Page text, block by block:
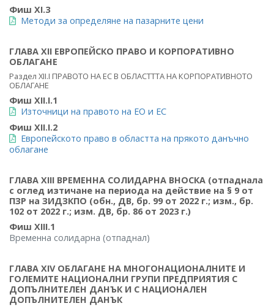
Фиш XI.3
Методи за определяне на пазарните цени
ГЛАВА XII ЕВРОПЕЙСКО ПРАВО И КОРПОРАТИВНО
ОБЛАГАНЕ
Раздел XII.I ПРАВОТО НА ЕС В ОБЛАСТТТА НА КОРПОРАТИВНОТО
ОБЛАГАНЕ
Фиш XII.I.1
Източници на правото на ЕО и ЕС
Фиш XII.I.2
Европейското право в областта на прякото данъчно
облагане
ГЛАВА XIII ВРЕМЕННА СОЛИДАРНА ВНОСКА (отпаднала
с оглед изтичане на периода на действие на § 9 от
ПЗР на ЗИДЗКПО (обн., ДВ, бр. 99 от 2022 г.; изм., бр.
102 от 2022 г.; изм. ДВ, бр. 86 от 2023 г.)
Фиш XIII.1
Временна солидарна (отпаднал)
ГЛАВА XIV ОБЛАГАНЕ НА МНОГОНАЦИОНАЛНИТЕ И
ГОЛЕМИТЕ НАЦИОНАЛНИ ГРУПИ ПРЕДПРИЯТИЯ С
ДОПЪЛНИТЕЛЕН ДАНЪК И С НАЦИОНАЛЕН
ДОПЪЛНИТЕЛЕН ДАНЪК